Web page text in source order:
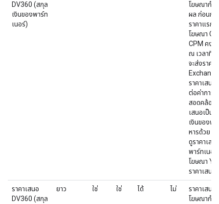
DV360 (สกุล
เงินของพาร์ท
เนอร์)
โฆษณากำ
ผล ก่อนกา
ราคาแรก
โฆษณา
CPM คงที่
ณ เวลาที่เ
จะส่งราคา
ราคาเสน
ต่อค่าการ
สอดคล้อง
เสนอเป็น
เงินของพ
หารด้วย
ดูราคาเสน
พาร์ทเนอร์
โฆษณา
ราคาเสนอ
ราคาเสนอ
DV360 (สกุล
ยาว ใช่ ใช่ ได้ ไม่
ราคาเสนอ
โฆษณากำ